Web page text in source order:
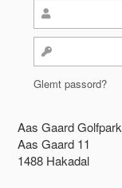
Glemt passord?
Aas Gaard Golfpark
Aas Gaard 11
1488 Hakadal